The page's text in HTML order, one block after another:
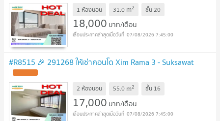
1 ห้องนอน 31.0 m2 ชั้น20
18,000 บาท/เดือน
07/08/2026 7:45:00
#R8515 🎉 291268 ให้เช่าคอนโด Xim Rama 3 - Suksawat
2 ห้องนอน 55.0 m2 ชั้น 16
17,000 บาท/เดือน
07/08/2026 7:45:00